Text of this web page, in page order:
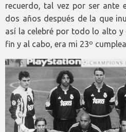
recuerdo, tal vez por ser ante
dos años después de la que
así la celebré por todo lo alto y
fin y al cabo, era mi 23º